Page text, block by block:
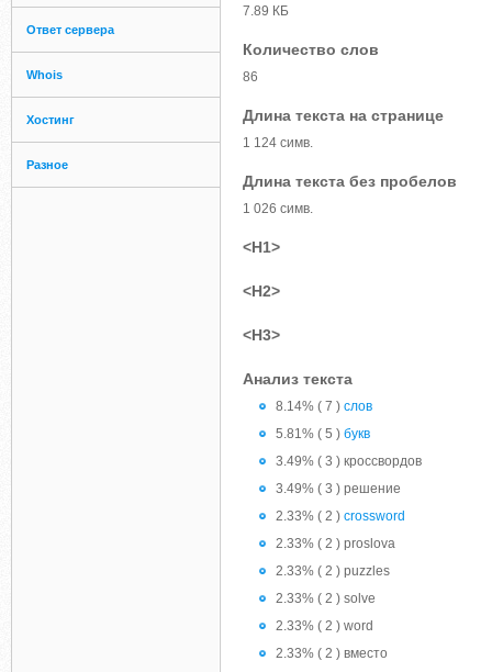
Ответ сервера
Whois
Хостинг
Разное
7.89 КБ
Количество слов
86
Длина текста на странице
1 124 симв.
Длина текста без пробелов
1 026 симв.
<H1>
<H2>
<H3>
Анализ текста
8.14% ( 7 ) слов
5.81% ( 5 ) букв
3.49% ( 3 ) кроссвордов
3.49% ( 3 ) решение
2.33% ( 2 ) crossword
2.33% ( 2 ) proslova
2.33% ( 2 ) puzzles
2.33% ( 2 ) solve
2.33% ( 2 ) word
2.33% ( 2 ) вместо